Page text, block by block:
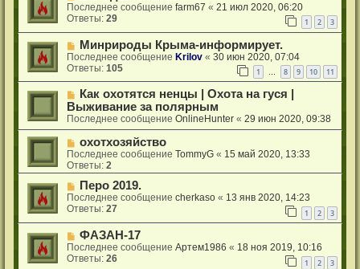
Последнее сообщениеfarm67 «21 июл 2020, 06:20
Ответы:29 1 2 3
Минрироды Крыма-информирует.
Последнее сообщениеKrilov «30 июн 2020, 07:04
Ответы:105 1 … 8 9 10 11
Как охотятся ненцы | Охота на гуся |
Выживание за полярным
Последнее сообщениеOnlineHunter «29 июн 2020, 09:38
охотхозяйство
Последнее сообщениеTommyG « 15 май 2020, 13:33
Ответы:2
Перо 2019.
Последнее сообщениеcherkaso « 13 янв 2020, 14:23
Ответы:27 1 2 3
ФАЗАН-17
Последнее сообщениеAртем1986 « 18 ноя 2019, 10:16
Ответы:26 1 2 3